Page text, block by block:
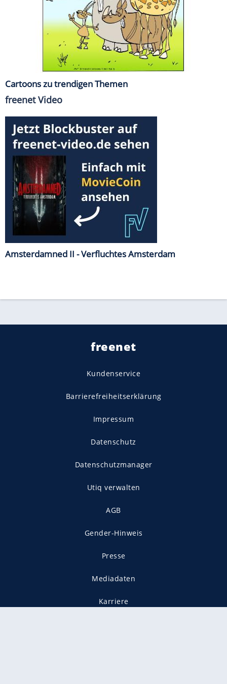
Cartoons zu trendigen Themen
freenet Video
Amsterdamned II - Verfluchtes Amsterdam
freenet
Kundenservice
Barrierefreiheitserklärung
Impressum
Datenschutz
Datenschutzmanager
Utiq verwalten
AGB
Gender-Hinweis
Presse
Mediadaten
Karriere